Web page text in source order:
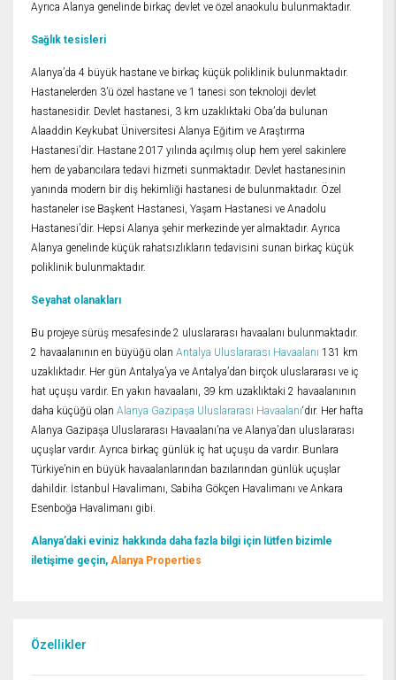
Ayrıca Alanya genelinde birkaç devlet ve özel anaokulu bulunmaktadır.
Sağlık tesisleri
Alanya’da 4 büyük hastane ve birkaç küçük poliklinik bulunmaktadır.
Hastanelerden 3’ü özel hastane ve 1 tanesi son teknoloji devlet
hastanesidir. Devlet hastanesi, 3 km uzaklıktaki Oba’da bulunan
Alaaddin Keykubat Üniversitesi Alanya Eğitim ve Araştırma
Hastanesi’dir. Hastane 2017 yılında açılmış olup hem yerel sakinlere
hem de yabancılara tedavi hizmeti sunmaktadır. Devlet hastanesinin
yanında modern bir diş hekimliği hastanesi de bulunmaktadır. Özel
hastaneler ise Başkent Hastanesi, Yaşam Hastanesi ve Anadolu
Hastanesi’dir. Hepsi Alanya şehir merkezinde yer almaktadır. Ayrıca
Alanya genelinde küçük rahatsızlıkların tedavisini sunan birkaç küçük
poliklinik bulunmaktadır.
Seyahat olanakları
Bu projeye sürüş mesafesinde 2 uluslararası havaalanı bulunmaktadır.
2 havaalanının en büyüğü olan Antalya Uluslararası Havaalanı 131 km
uzaklıktadır. Her gün Antalya’ya ve Antalya’dan birçok uluslararası ve iç
hat uçuşu vardır. En yakın havaalanı, 39 km uzaklıktaki 2 havaalanının
daha küçüğü olan Alanya Gazipaşa Uluslararası Havaalanı‘dır. Her hafta
Alanya Gazipaşa Uluslararası Havaalanı’na ve Alanya’dan uluslararası
uçuşlar vardır. Ayrıca birkaç günlük iç hat uçuşu da vardır. Bunlara
Türkiye’nin en büyük havaalanlarından bazılarından günlük uçuşlar
dahildir. İstanbul Havalimanı, Sabiha Gökçen Havalimanı ve Ankara
Esenboğa Havalimanı gibi.
Alanya’daki eviniz hakkında daha fazla bilgi için lütfen bizimle
iletişime geçin, Alanya Properties
Özellikler